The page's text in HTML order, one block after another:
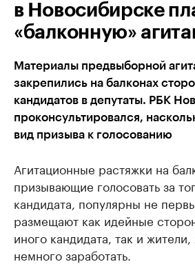
в Новосибирске
«балконную»
Материалы предвыборной
закрепились на балконах
кандидатов в депутаты. РБК
проконсультировался,
вид призыва к голосованию
Агитационные растяжки на
призывающие голосовать за
кандидата, популярны не
размещают как идейные
иного кандидата, так и
немного заработать.